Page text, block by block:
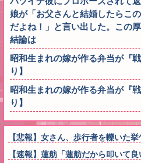
娘が「お父さんと結婚したらこ
だよね！」と言い出した。この
結論は
昭和生まれの嫁が作る弁当が『
り】
昭和生まれの嫁が作る弁当が『
り】
【悲報】女さん、歩行者を轢いた
【速報】蓮舫「蓮舫だから叩いて